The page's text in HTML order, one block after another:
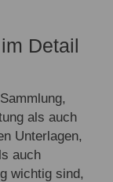
Detail
als auch
Unterlagen,
auch
wichtig sind,